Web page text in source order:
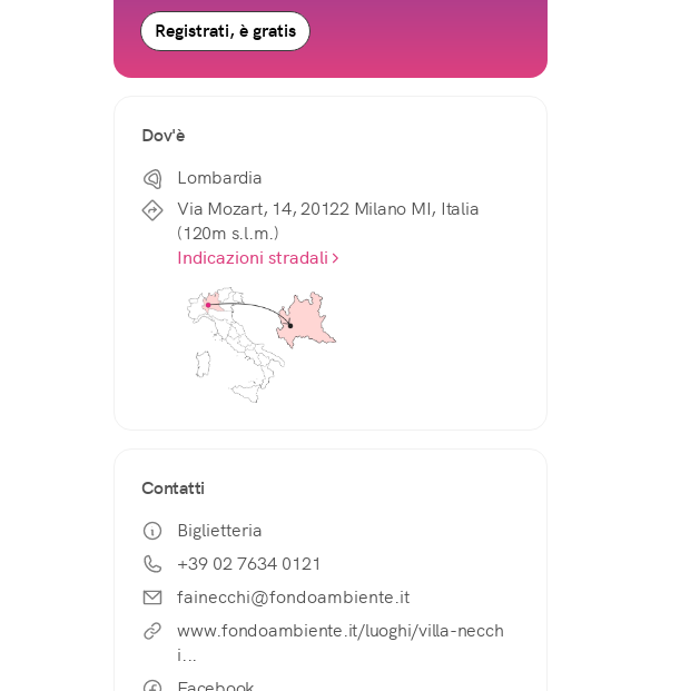
Registrati, è gratis
Dov'è
Lombardia
Via Mozart, 14, 20122 Milano MI, Italia
(120m s.l.m.)
Indicazioni stradali
Contatti
Biglietteria
+39 02 7634 0121
fainecchi@fondoambiente.it
www.fondoambiente.it/luoghi/villa-necch
i...